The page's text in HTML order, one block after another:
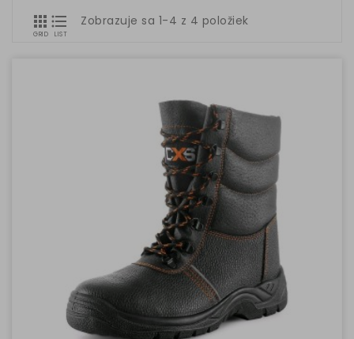

GRID

LIST
Zobrazuje sa 1-4 z 4 položiek